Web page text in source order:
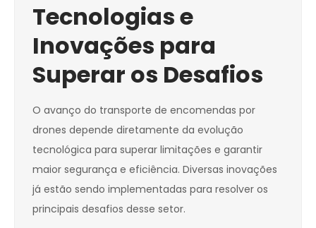
Tecnologias e
Inovações para
Superar os Desafios
O avanço do transporte de encomendas por
drones depende diretamente da evolução
tecnológica para superar limitações e garantir
maior segurança e eficiência. Diversas inovações
já estão sendo implementadas para resolver os
principais desafios desse setor.